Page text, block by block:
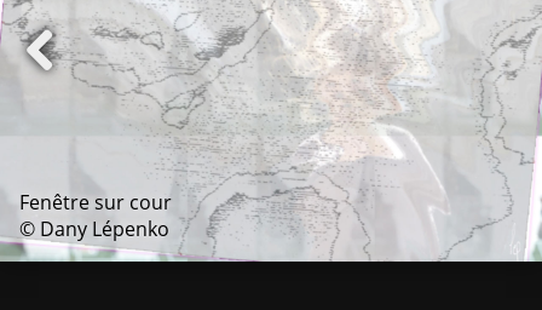
Fenêtre sur cour
© Dany Lépenko